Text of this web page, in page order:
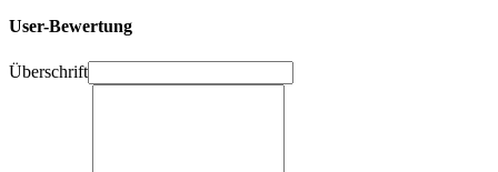
User-Bewertung
Überschrift